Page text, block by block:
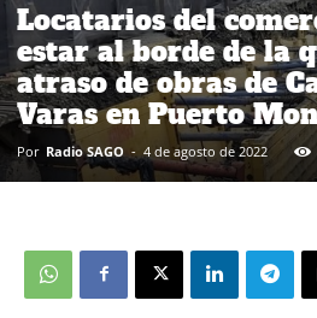
Locatarios del
estar al borde de la
atraso de obras de
Varas en Puerto
Por Radio SAGO - 4 de agosto de 2022